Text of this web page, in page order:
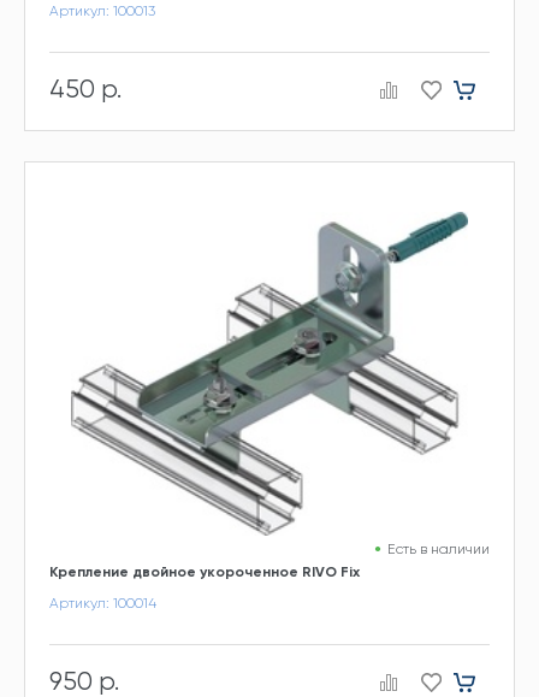
Артикул: 100013
450 р.
Есть в наличии
Крепление двойное укороченное RIVO Fix
Артикул: 100014
950 р.